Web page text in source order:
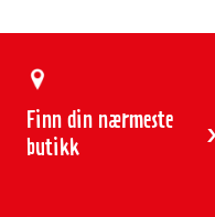
Finn din nærmeste
butikk